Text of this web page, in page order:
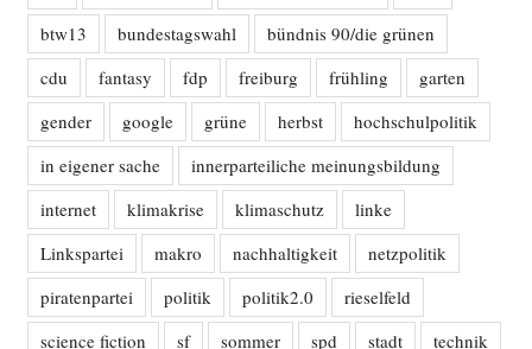
btw13
bundestagswahl
bündnis 90/die grünen
cdu
fantasy fdp freiburg frühling
garten
gender
google grüne herbst
hochschulpolitik
in eigener sache
innerparteiliche meinungsbildung
internet
klimakrise klimaschutz
linke
Linkspartei
makro nachhaltigkeit
netzpolitik
piratenpartei
politik politik2.0
rieselfeld
science fiction
sf sommer spd stadt technik